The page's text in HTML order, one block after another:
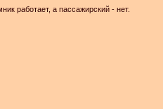
работает, а пассажирский - нет.